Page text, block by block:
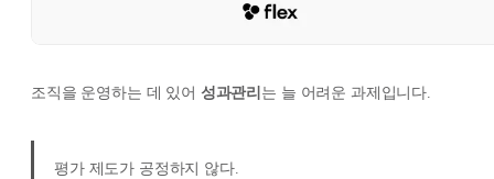
조직을 운영하는 데 있어 성과관리 는 늘 어려운 과제입니다.
평가 제도가 공정하지 않다.